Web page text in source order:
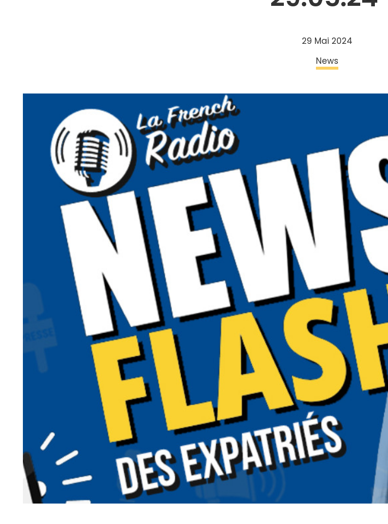
29 Mai 2024
News